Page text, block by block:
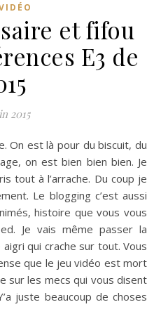
et fifou
E3 de
2015
on est bien bien bien. Je
tout à l’arrache. Du coup je
Le blogging c’est aussi
histoire que vous vous
Je vais même passer la
qui crache sur tout. Vous
que le jeu vidéo est mort
sur les mecs qui vous disent
juste beaucoup de choses